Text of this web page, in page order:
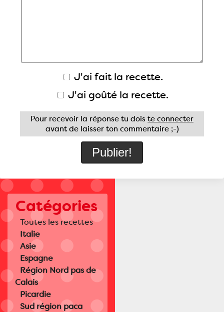
Catégories
Toutes les recettes
Italie
Asie
Espagne
Région Nord pas de
Calais
Picardie
Sud région paca
J'ai fait la recette.
J'ai goûté la recette.
Pour recevoir la réponse tu dois te connecter
avant de laisser ton commentaire ;-)